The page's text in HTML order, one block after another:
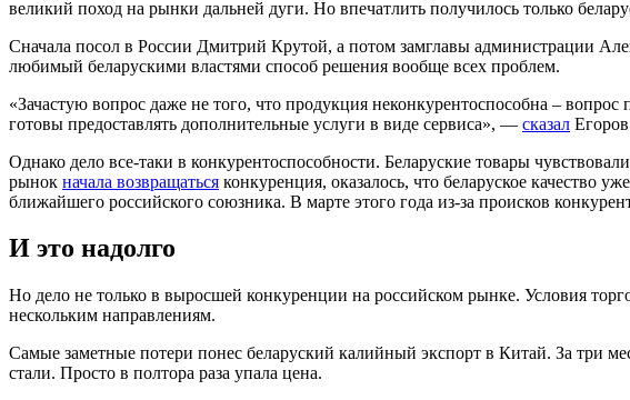
великий поход на рынки дальней дуги. Но впечатлить получилось только
Сначала посол в России Дмитрий Крутой, а потом замглавы администрации
любимый беларускими властями способ решения вообще всех проблем.
«Зачастую вопрос даже не того, что продукция неконкурентоспособна –
готовы предоставлять дополнительные услуги в виде сервиса», — сказал
Однако дело все-таки в конкурентоспособности. Беларуские товары
рынок начала возвращаться конкуренция, оказалось, что беларуское качество
ближайшего российского союзника. В марте этого года из-за происков
И это надолго
Но дело не только в выросшей конкуренции на российском рынке. Условия
нескольким направлениям.
Самые заметные потери понес беларуский калийный экспорт в Китай. За три
стали. Просто в полтора раза упала цена.